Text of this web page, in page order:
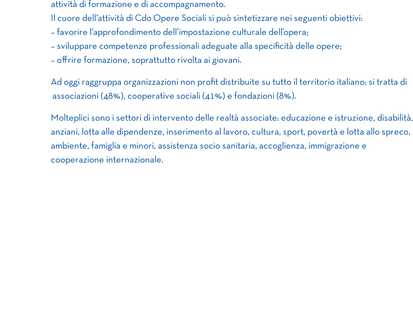
attività di formazione e di accompagnamento.
Il cuore dell’attività di Cdo Opere Sociali si può sintetizzare nei seguenti obiettivi:
– favorire l’approfondimento dell’impostazione culturale dell’opera;
– sviluppare competenze professionali adeguate alla specificità delle opere;
– offrire formazione, soprattutto rivolta ai giovani.
Ad oggi raggruppa organizzazioni non profit distribuite su tutto il territorio italiano: si tratta di
associazioni (48%), cooperative sociali (41%) e fondazioni (8%).
Molteplici sono i settori di intervento delle realtà associate: educazione e istruzione, disabilità,
anziani, lotta alle dipendenze, inserimento al lavoro, cultura, sport, povertà e lotta allo spreco,
ambiente, famiglia e minori, assistenza socio sanitaria, accoglienza, immigrazione e
cooperazione internazionale.